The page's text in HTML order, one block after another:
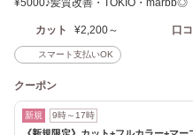
¥5000♪髪質改善・TOKIO・marbb◎
カット ¥2,200～ 口
スマート支払いOK
クーポン
新規 9時～17時